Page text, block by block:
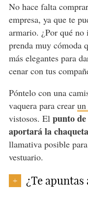
No hace falta
empresa, ya que te
armario. ¿Por qué no
prenda muy cómoda
más elegantes para
cenar con tus
Póntelo con una
vaquera para crear
vistosos. El punto
aportará la chaqueta
llamativa posible
vestuario.
+ ¿Te